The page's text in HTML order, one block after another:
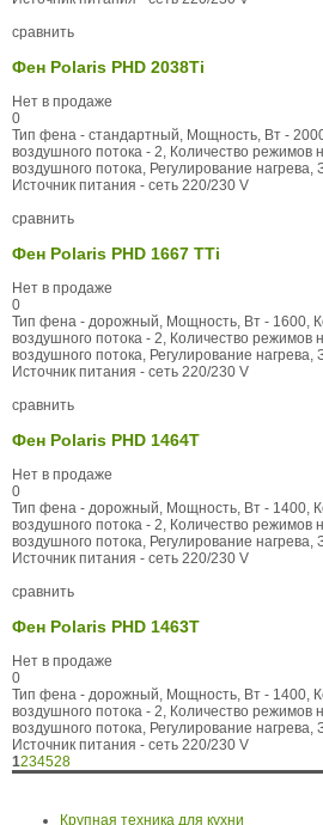
сравнить
Фен Polaris PHD 2038Ti
Нет в продаже
0
Тип фена - стандартный, Мощность, Вт -
воздушного потока - 2, Количество режимов
воздушного потока, Регулирование нагрева,
Источник питания - сеть 220/230 V
сравнить
Фен Polaris PHD 1667 TTi
Нет в продаже
0
Тип фена - дорожный, Мощность, Вт - 1600,
воздушного потока - 2, Количество режимов
воздушного потока, Регулирование нагрева,
Источник питания - сеть 220/230 V
сравнить
Фен Polaris PHD 1464T
Нет в продаже
0
Тип фена - дорожный, Мощность, Вт - 1400,
воздушного потока - 2, Количество режимов
воздушного потока, Регулирование нагрева,
Источник питания - сеть 220/230 V
сравнить
Фен Polaris PHD 1463T
Нет в продаже
0
Тип фена - дорожный, Мощность, Вт - 1400,
воздушного потока - 2, Количество режимов
воздушного потока, Регулирование нагрева,
Источник питания - сеть 220/230 V
1234528
Крупная техника для кухни